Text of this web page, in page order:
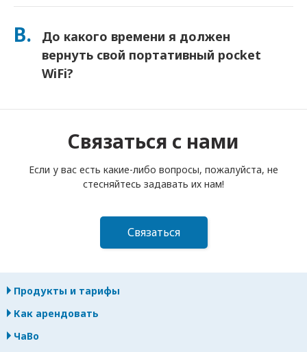
Вы можете добавить Страховку при оформлении заказа,
взимается плата за замену. Если что-то случится,
немедленно свяжитесь с нами — мы поможем вам
оставаться на связи.
В.
До какого времени я должен
вернуть свой портативный pocket
WiFi?
с вас будет взиматься плата.
Связаться с нами
Если у вас есть какие-либо вопросы, пожалуйста, не
стесняйтесь задавать их нам!
Связаться
Продукты и тарифы
Как арендовать
ЧаВо